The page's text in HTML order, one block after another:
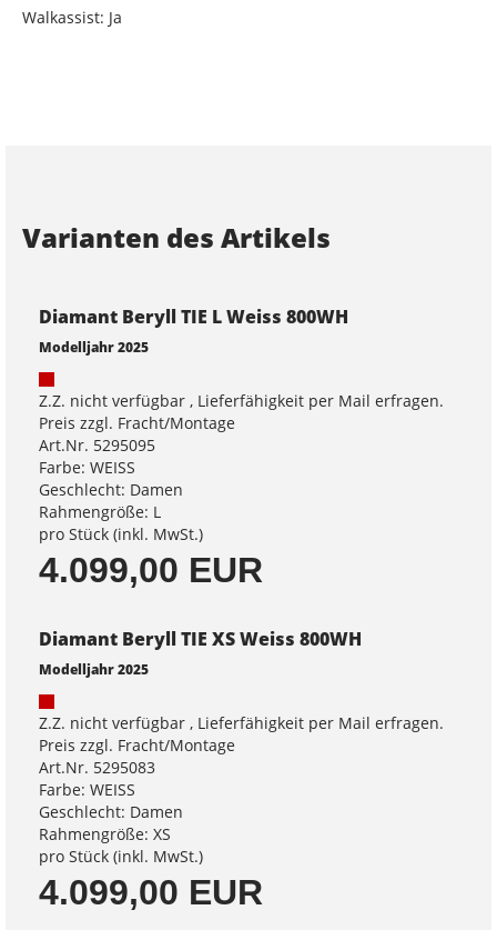
Walkassist: Ja
Varianten des Artikels
Diamant Beryll TIE L Weiss 800WH
Modelljahr 2025
Z.Z. nicht verfügbar , Lieferfähigkeit per Mail erfragen.
Preis zzgl. Fracht/Montage
Art.Nr. 5295095
Farbe: WEISS
Geschlecht: Damen
Rahmengröße: L
pro Stück (inkl. MwSt.)
4.099,00 EUR
Diamant Beryll TIE XS Weiss 800WH
Modelljahr 2025
Z.Z. nicht verfügbar , Lieferfähigkeit per Mail erfragen.
Preis zzgl. Fracht/Montage
Art.Nr. 5295083
Farbe: WEISS
Geschlecht: Damen
Rahmengröße: XS
pro Stück (inkl. MwSt.)
4.099,00 EUR